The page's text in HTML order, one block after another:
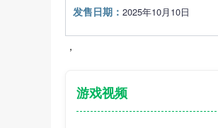
发售日期： 2025年10月10日
，
游戏视频